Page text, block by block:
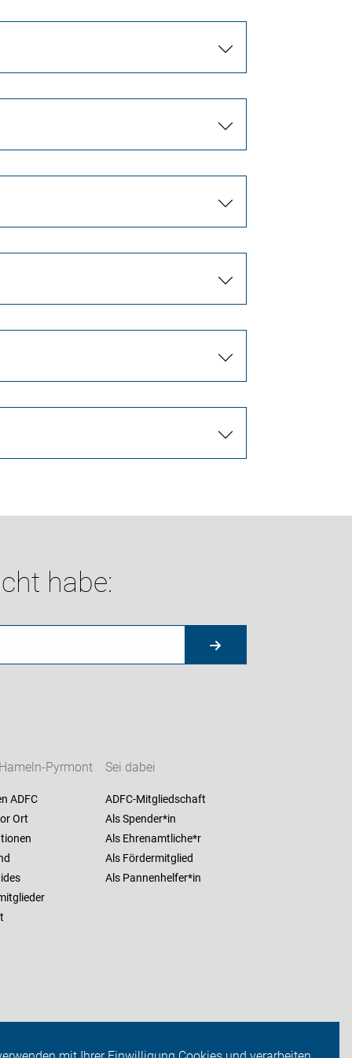
habe:
Pyrmont
ADFC
Ort
Sei dabei
ADFC-Mitgliedschaft
Als Spender*in
Als Ehrenamtliche*r
Als Fördermitglied
Als Pannenhelfer*in